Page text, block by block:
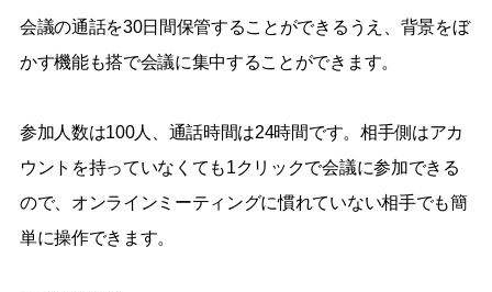
会議の通話を30日間保管することができるうえ、背景をぼ
かす機能も搭で会議に集中することができます。
参加人数は100人、通話時間は24時間です。相手側はアカ
ウントを持っていなくても1クリックで会議に参加できる
ので、オンラインミーティングに慣れていない相手でも簡
単に操作できます。